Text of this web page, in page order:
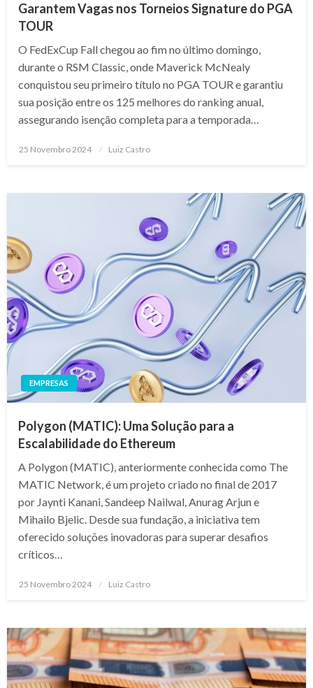
Garantem Vagas nos Torneios Signature do PGA
TOUR
O FedExCup Fall chegou ao fim no último domingo,
durante o RSM Classic, onde Maverick McNealy
conquistou seu primeiro título no PGA TOUR e garantiu
sua posição entre os 125 melhores do ranking anual,
assegurando isenção completa para a temporada…
Posted
25 Novembro 2024 Luiz Castro
EMPRESAS
Polygon (MATIC): Uma Solução para a
Escalabilidade do Ethereum
A Polygon (MATIC), anteriormente conhecida como The
MATIC Network, é um projeto criado no final de 2017
por Jaynti Kanani, Sandeep Nailwal, Anurag Arjun e
Mihailo Bjelic. Desde sua fundação, a iniciativa tem
oferecido soluções inovadoras para superar desafios
críticos…
Posted
25 Novembro 2024 Luiz Castro